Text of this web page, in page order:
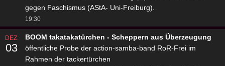
gegen Faschismus (AStA- Uni-Freiburg).
19:30
DEZ.
03
BOOM takatakatürchen - Scheppern aus Überzeugung
öffentliche Probe der action-samba-band RoR-Frei im
Rahmen der tackertürchen